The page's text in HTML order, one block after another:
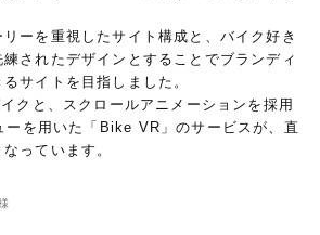
ーを重視したサイト構成と、バイク好き
されたデザインとすることでブランディ
サイトを目指しました。
クと、スクロールアニメーションを採用
ーを用いた「Bike VR」のサービスが、直
っています。